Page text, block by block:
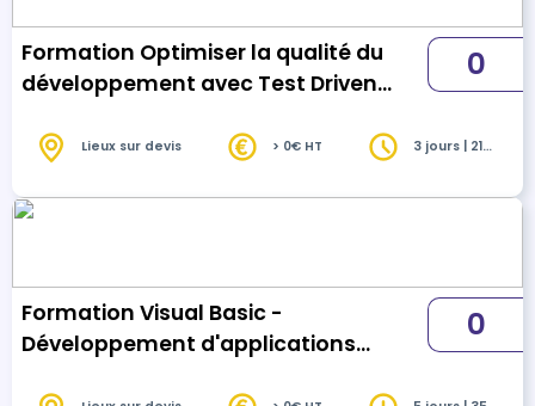
Formation Optimiser la qualité du
développement avec Test Driven
0
Lieux sur devis > 0€ HT
3 jours | 21
Formation Visual Basic -
Développement d'applications
0